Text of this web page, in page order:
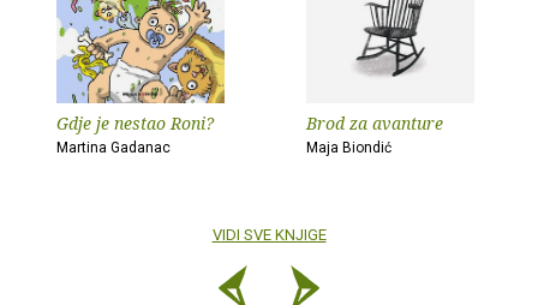
Gdje je nestao Roni?
Martina Gadanac
Brod za avanture
Maja Biondić
VIDI SVE KNJIGE